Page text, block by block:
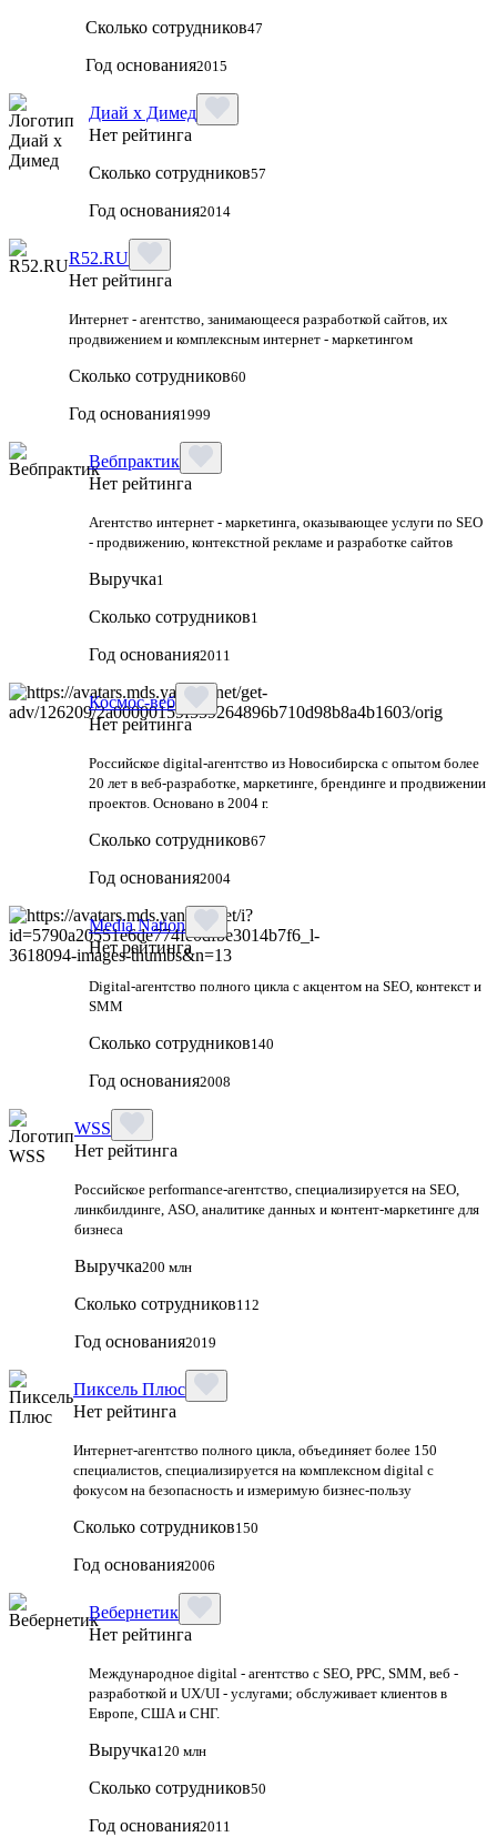
Сколько сотрудников47
Год основания2015
Диай х Димед
Нет рейтинга
Сколько сотрудников57
Год основания2014
R52.RU
Нет рейтинга
Интернет - агентство, занимающееся разработкой сайтов, их
продвижением и комплексным интернет - маркетингом
Сколько сотрудников60
Год основания1999
Вебпрактик
Нет рейтинга
Агентство интернет - маркетинга, оказывающее услуги по SEO
- продвижению, контекстной рекламе и разработке сайтов
Выручка1
Сколько сотрудников1
Год основания2011
Космос-веб
Нет рейтинга
Российское digital-агентство из Новосибирска с опытом более
20 лет в веб-разработке, маркетинге, брендинге и продвижении
проектов. Основано в 2004 г.
Сколько сотрудников67
Год основания2004
Media Nation
Нет рейтинга
Digital-агентство полного цикла с акцентом на SEO, контекст и
SMM
Сколько сотрудников140
Год основания2008
WSS
Нет рейтинга
Российское performance-агентство, специализируется на SEO,
линкбилдинге, ASO, аналитике данных и контент-маркетинге для
бизнеса
Выручка200 млн
Сколько сотрудников112
Год основания2019
Пиксель Плюс
Нет рейтинга
Интернет-агентство полного цикла, объединяет более 150
специалистов, специализируется на комплексном digital с
фокусом на безопасность и измеримую бизнес-пользу
Сколько сотрудников150
Год основания2006
Вебернетик
Нет рейтинга
Международное digital - агентство с SEO, PPC, SMM, веб -
разработкой и UX/UI - услугами; обслуживает клиентов в
Европе, США и СНГ.
Выручка120 млн
Сколько сотрудников50
Год основания2011